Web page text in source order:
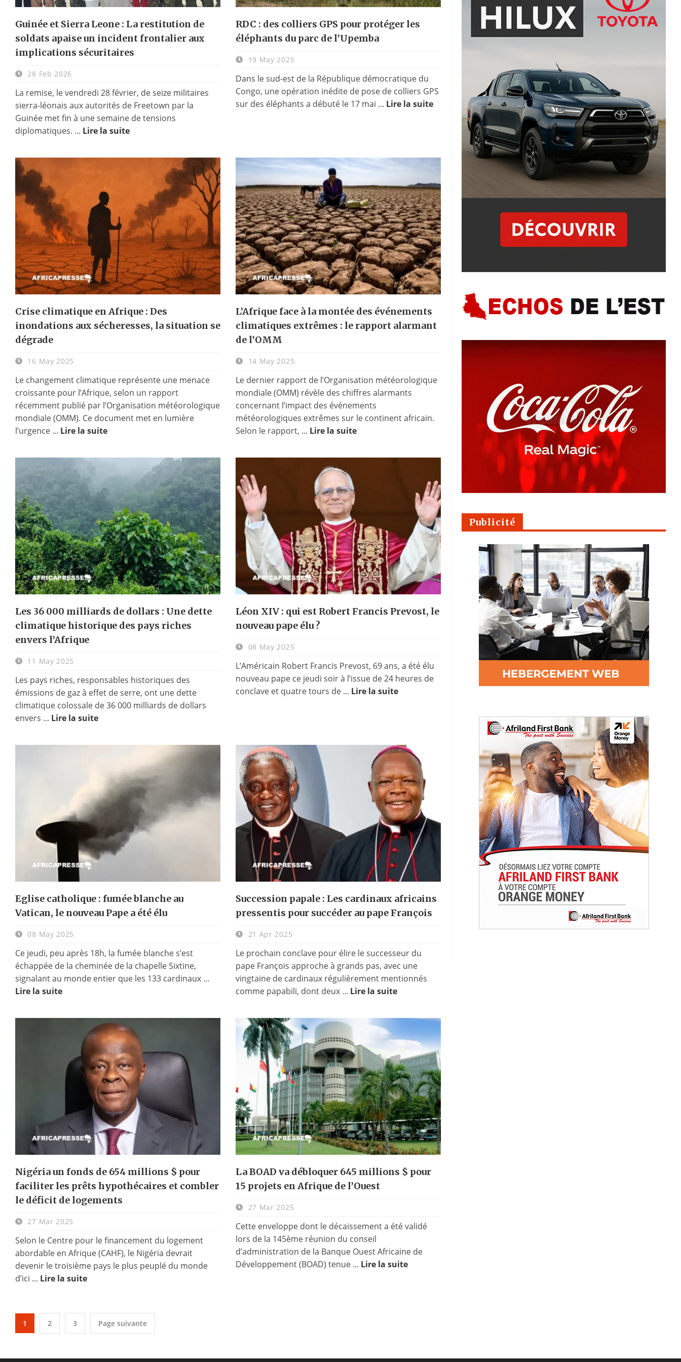
Guinée et Sierra Leone : La restitution de
soldats apaise un incident frontalier aux
implications sécuritaires
28 Feb 2026
La remise, le vendredi 28 février, de seize militaires
sierra-léonais aux autorités de Freetown par la
Guinée met fin à une semaine de tensions
diplomatiques. ... Lire la suite
RDC : des colliers GPS pour protéger les
éléphants du parc de l’Upemba
19 May 2025
Dans le sud-est de la République démocratique du
Congo, une opération inédite de pose de colliers GPS
sur des éléphants a débuté le 17 mai ... Lire la suite
Crise climatique en Afrique : Des
inondations aux sécheresses, la situation se
dégrade
16 May 2025
Le changement climatique représente une menace
croissante pour l’Afrique, selon un rapport
récemment publié par l’Organisation météorologique
mondiale (OMM). Ce document met en lumière
l’urgence ... Lire la suite
L’Afrique face à la montée des événements
climatiques extrêmes : le rapport alarmant
de l’OMM
14 May 2025
Le dernier rapport de l’Organisation météorologique
mondiale (OMM) révèle des chiffres alarmants
concernant l’impact des événements
météorologiques extrêmes sur le continent africain.
Selon le rapport, ... Lire la suite
Les 36 000 milliards de dollars : Une dette
climatique historique des pays riches
envers l’Afrique
11 May 2025
Les pays riches, responsables historiques des
émissions de gaz à effet de serre, ont une dette
climatique colossale de 36 000 milliards de dollars
envers ... Lire la suite
Léon XIV : qui est Robert Francis Prevost, le
nouveau pape élu ?
08 May 2025
L’Américain Robert Francis Prevost, 69 ans, a été élu
nouveau pape ce jeudi soir à l’issue de 24 heures de
conclave et quatre tours de ... Lire la suite
Eglise catholique : fumée blanche au
Vatican, le nouveau Pape a été élu
08 May 2025
Ce jeudi, peu après 18h, la fumée blanche s’est
échappée de la cheminée de la chapelle Sixtine,
signalant au monde entier que les 133 cardinaux ...
Lire la suite
Succession papale : Les cardinaux africains
pressentis pour succéder au pape François
21 Apr 2025
Le prochain conclave pour élire le successeur du
pape François approche à grands pas, avec une
vingtaine de cardinaux régulièrement mentionnés
comme papabili, dont deux ... Lire la suite
Nigéria un fonds de 654 millions $ pour
faciliter les prêts hypothécaires et combler
le déficit de logements
27 Mar 2025
Selon le Centre pour le financement du logement
abordable en Afrique (CAHF), le Nigéria devrait
devenir le troisième pays le plus peuplé du monde
d’ici ... Lire la suite
La BOAD va débloquer 645 millions $ pour
15 projets en Afrique de l’Ouest
27 Mar 2025
Cette enveloppe dont le décaissement a été validé
lors de la 145ème réunion du conseil
d’administration de la Banque Ouest Africaine de
Développement (BOAD) tenue ... Lire la suite
1 2 3 Page suivante
Publicité